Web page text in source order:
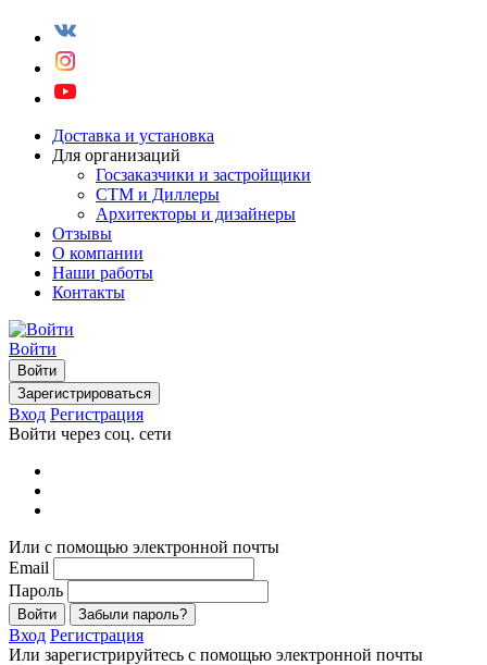
Доставка и установка
Для организаций
Госзаказчики и застройщики
СТМ и Диллеры
Архитекторы и дизайнеры
Отзывы
О компании
Наши работы
Контакты
Войти
Войти
Зарегистрироваться
Вход Регистрация
Войти через соц. сети
Или с помощью электронной почты
Email
Пароль
Войти Забыли пароль?
Вход Регистрация
Или зарегистрируйтесь с помощью электронной почты